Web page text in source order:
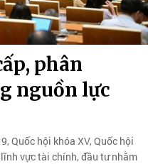
phân
nguồn lực
Quốc hội khóa XV, Quốc hội
vực tài chính, đầu tư nhằm